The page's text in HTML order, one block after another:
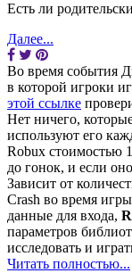
Есть ли
Далее...
Во время события
в которой игроки
этой ссылке
Нет ничего,
используют его
Robux стоимостью
до гонок, и если
Зависит от
Crash во время
данные для входа,
параметров
исследовать и
Читать полностью...